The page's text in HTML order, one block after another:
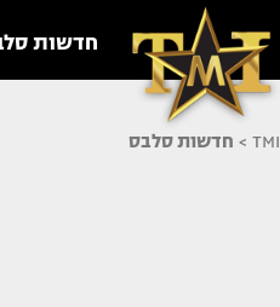
חדשות
TMI
> חדשות סלבס